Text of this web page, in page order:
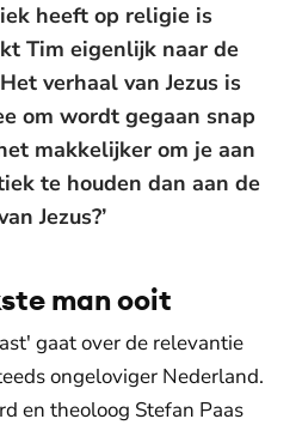
heeft op religie is
Tim eigenlijk naar de
verhaal van Jezus is
om wordt gegaan snap
makkelijker om je aan
te houden dan aan de
Jezus?’
man ooit
gaat over de relevantie
ongeloviger Nederland.
en theoloog Stefan Paas